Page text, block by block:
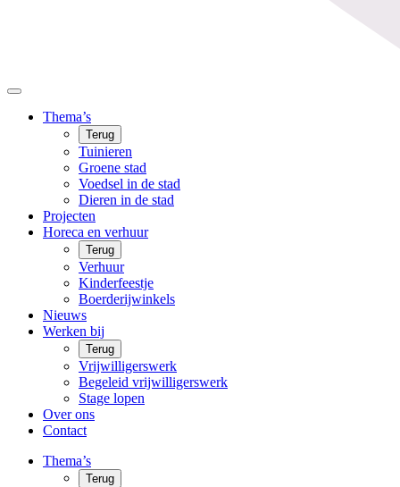
Thema’s
Terug
Tuinieren
Groene stad
Voedsel in de stad
Dieren in de stad
Projecten
Horeca en verhuur
Terug
Verhuur
Kinderfeestje
Boerderijwinkels
Nieuws
Werken bij
Terug
Vrijwilligerswerk
Begeleid vrijwilligerswerk
Stage lopen
Over ons
Contact
Thema’s
Terug